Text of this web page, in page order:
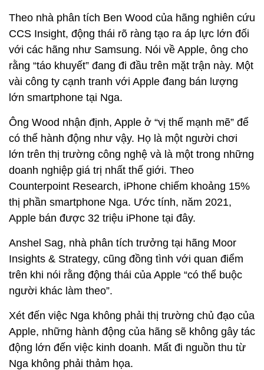
Theo nhà phân tích Ben Wood của hãng nghiên cứu
CCS Insight, động thái rõ ràng tạo ra áp lực lớn đối
với các hãng như Samsung. Nói về Apple, ông cho
rằng “táo khuyết” đang đi đầu trên mặt trận này. Một
vài công ty cạnh tranh với Apple đang bán lượng
lớn smartphone tại Nga.
Ông Wood nhận định, Apple ở “vị thế mạnh mẽ” để
có thể hành động như vậy. Họ là một người chơi
lớn trên thị trường công nghệ và là một trong những
doanh nghiệp giá trị nhất thế giới. Theo
Counterpoint Research, iPhone chiếm khoảng 15%
thị phần smartphone Nga. Ước tính, năm 2021,
Apple bán được 32 triệu iPhone tại đây.
Anshel Sag, nhà phân tích trưởng tại hãng Moor
Insights & Strategy, cũng đồng tình với quan điểm
trên khi nói rằng động thái của Apple “có thể buộc
người khác làm theo”.
Xét đến việc Nga không phải thị trường chủ đạo của
Apple, những hành động của hãng sẽ không gây tác
động lớn đến việc kinh doanh. Mất đi nguồn thu từ
Nga không phải thảm họa.